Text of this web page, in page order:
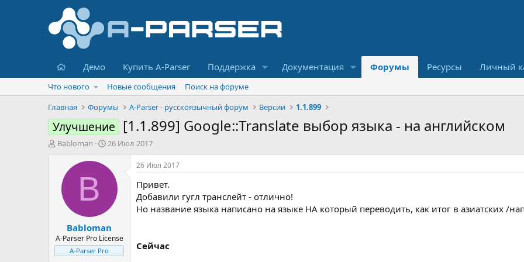
Главная
Демо Купить A-Parser Поддержка Документация Форумы Ресурсы Личный
Что нового Новые сообщения
Поиск на форуме
Главная
Форумы A-Parser - русскоязычный форум Версии 1.1.899
Улучшение [1.1.899] Google::Translate выбор языка - на английском
А
Babloman
Д
а
ч
л
а
26 Июл 2017
B
Babloman
A-Parser Pro License
A-Parser Pro
26 Июл 2017
Привет.
Добавили гугл транслейт - отлично!
Но название языка написано на языке НА который переводить, как итог в азиатских /
Сейчас